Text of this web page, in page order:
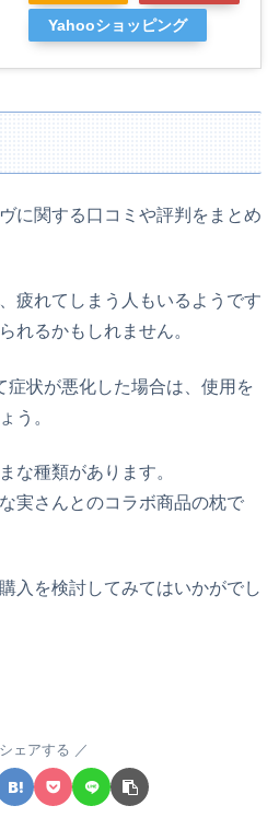
Yahooショッピング
に関する口コミや評判をまとめ
疲れてしまう人もいるようです
れるかもしれません。
症状が悪化した場合は、使用を
う。
な種類があります。
実さんとのコラボ商品の枕で
入を検討してみてはいかがでし
シェアする